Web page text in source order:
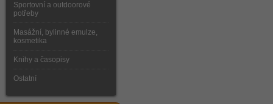
Sportovní a outdoorové
potřeby
Masážní, bylinné emulze,
kosmetika
Knihy a časopisy
Ostatní